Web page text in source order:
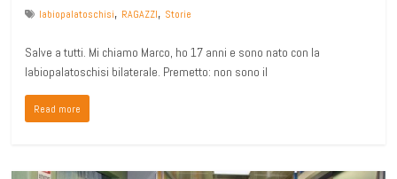
labiopalatoschisi, RAGAZZI, Storie
Salve a tutti. Mi chiamo Marco, ho 17 anni e sono nato con la
labiopalatoschisi bilaterale. Premetto: non sono il
Read more